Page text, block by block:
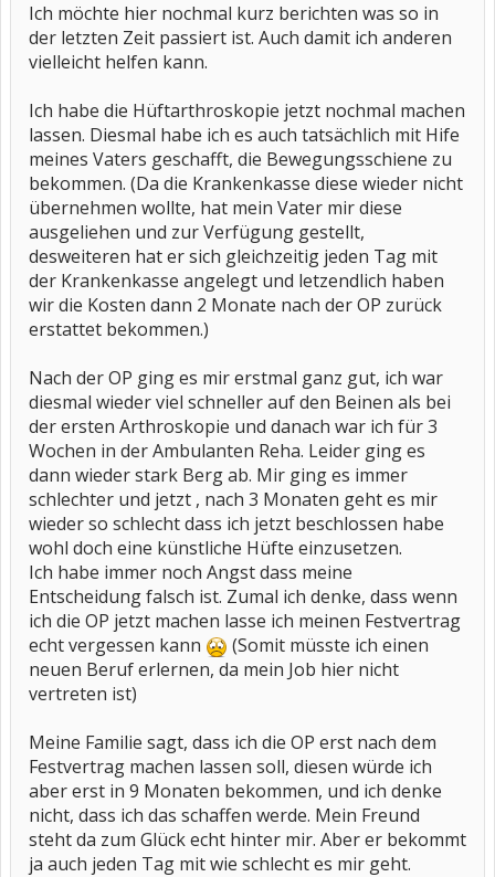
Ich möchte hier nochmal kurz berichten was so in
der letzten Zeit passiert ist. Auch damit ich anderen
vielleicht helfen kann.
Ich habe die Hüftarthroskopie jetzt nochmal machen
lassen. Diesmal habe ich es auch tatsächlich mit Hife
meines Vaters geschafft, die Bewegungsschiene zu
bekommen. (Da die Krankenkasse diese wieder nicht
übernehmen wollte, hat mein Vater mir diese
ausgeliehen und zur Verfügung gestellt,
desweiteren hat er sich gleichzeitig jeden Tag mit
der Krankenkasse angelegt und letzendlich haben
wir die Kosten dann 2 Monate nach der OP zurück
erstattet bekommen.)
Nach der OP ging es mir erstmal ganz gut, ich war
diesmal wieder viel schneller auf den Beinen als bei
der ersten Arthroskopie und danach war ich für 3
Wochen in der Ambulanten Reha. Leider ging es
dann wieder stark Berg ab. Mir ging es immer
schlechter und jetzt , nach 3 Monaten geht es mir
wieder so schlecht dass ich jetzt beschlossen habe
wohl doch eine künstliche Hüfte einzusetzen.
Ich habe immer noch Angst dass meine
Entscheidung falsch ist. Zumal ich denke, dass wenn
ich die OP jetzt machen lasse ich meinen Festvertrag
echt vergessen kann
(Somit müsste ich einen
neuen Beruf erlernen, da mein Job hier nicht
vertreten ist)
Meine Familie sagt, dass ich die OP erst nach dem
Festvertrag machen lassen soll, diesen würde ich
aber erst in 9 Monaten bekommen, und ich denke
nicht, dass ich das schaffen werde. Mein Freund
steht da zum Glück echt hinter mir. Aber er bekommt
ja auch jeden Tag mit wie schlecht es mir geht.